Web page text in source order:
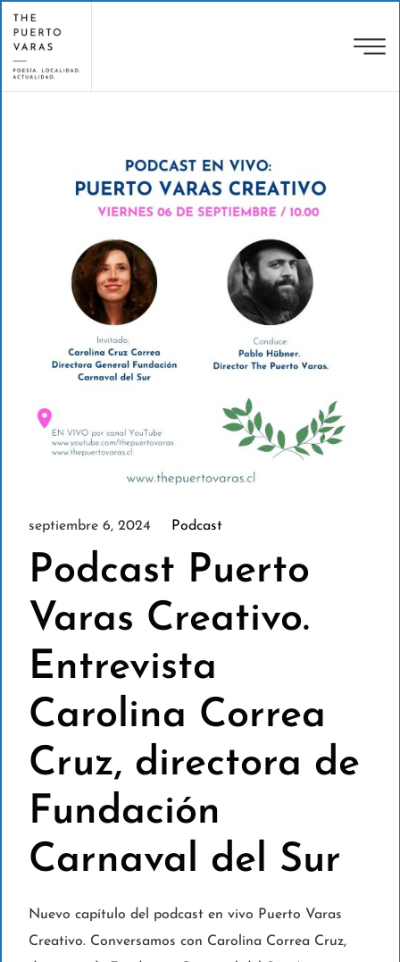
septiembre 6, 2024 Podcast
Podcast Puerto
Varas Creativo.
Entrevista
Carolina Correa
Cruz, directora de
Fundación
Carnaval del Sur
Nuevo capítulo del podcast en vivo Puerto Varas
Creativo. Conversamos con Carolina Correa Cruz,